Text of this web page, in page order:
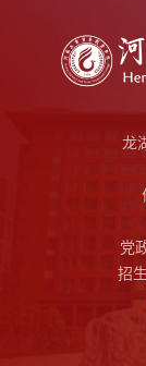
龙
党
招